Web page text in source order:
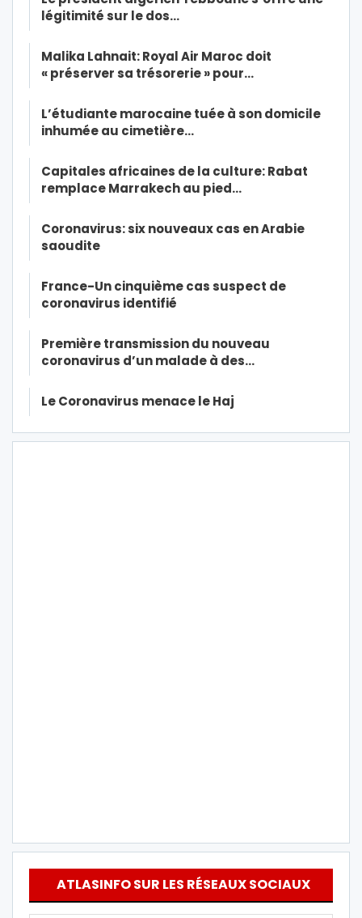
légitimité sur le dos…
Malika Lahnait: Royal Air Maroc doit
« préserver sa trésorerie » pour…
L’étudiante marocaine tuée à son domicile
inhumée au cimetière…
Capitales africaines de la culture: Rabat
remplace Marrakech au pied…
Coronavirus: six nouveaux cas en Arabie
saoudite
France-Un cinquième cas suspect de
coronavirus identifié
Première transmission du nouveau
coronavirus d’un malade à des…
Le Coronavirus menace le Haj
ATLASINFO SUR LES RÉSEAUX SOCIAUX